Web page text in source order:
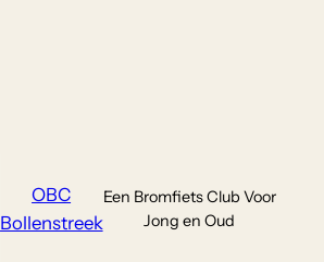
OBC
Bollenstreek
Een Bromfiets Club Voor
Jong en Oud